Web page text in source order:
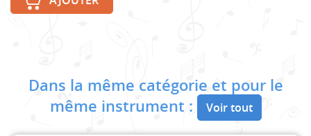
Dans la même catégorie et pour le
même instrument :
Voir tout